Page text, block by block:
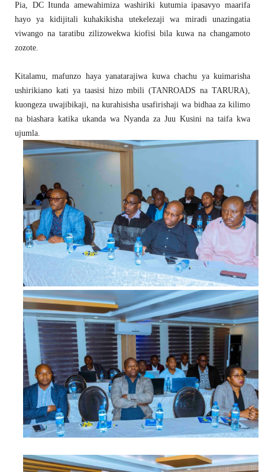
Pia, DC Itunda amewahimiza washiriki kutumia ipasavyo maarifa
hayo ya kidijitali kuhakikisha utekelezaji wa miradi unazingatia
viwango na taratibu zilizowekwa kiofisi bila kuwa na changamoto
zozote.
Kitalamu, mafunzo haya yanatarajiwa kuwa chachu ya kuimarisha
ushirikiano kati ya taasisi hizo mbili (TANROADS na TARURA),
kuongeza uwajibikaji, na kurahisisha usafirishaji wa bidhaa za kilimo
na biashara katika ukanda wa Nyanda za Juu Kusini na taifa kwa
ujumla.